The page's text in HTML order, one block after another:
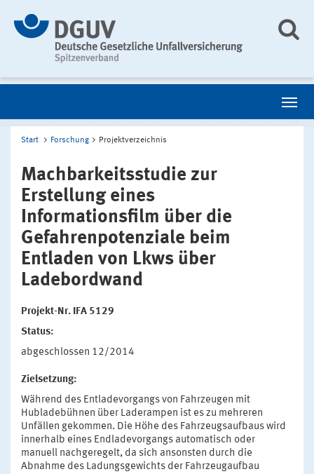
Start Forschung Projektverzeichnis
Machbarkeitsstudie zur
Erstellung eines
Informationsfilm über die
Gefahrenpotenziale beim
Entladen von Lkws über
Ladebordwand
Projekt-Nr. IFA 5129
Status:
abgeschlossen 12/2014
Zielsetzung:
Während des Entladevorgangs von Fahrzeugen mit
Hubladebühnen über Laderampen ist es zu mehreren
Unfällen gekommen. Die Höhe des Fahrzeugsaufbaus wird
innerhalb eines Endladevorgangs automatisch oder
manuell nachgeregelt, da sich ansonsten durch die
Abnahme des Ladungsgewichts der Fahrzeugaufbau